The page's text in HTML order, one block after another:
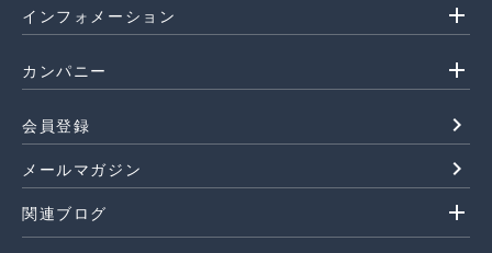
インフォメーション add
カンパニー add
会員登録 navigate_next
メールマガジン navigate_next
関連ブログ add